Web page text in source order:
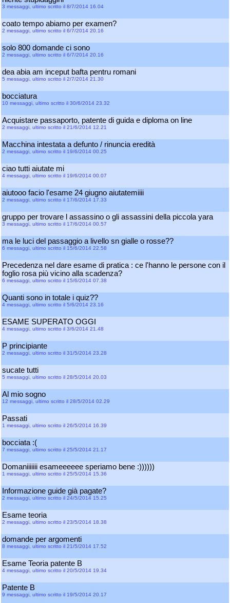
3 messaggi, ultimo scritto il 8/7/2014 16.04
coato tempo abiamo per examen?
2 messaggi, ultimo scritto il 6/7/2014 20.16
solo 800 domande ci sono
2 messaggi, ultimo scritto il 6/7/2014 20.16
dea abia am inceput bafta pentru romani
5 messaggi, ultimo scritto il 2/7/2014 21.30
bocciatura
10 messaggi, ultimo scritto il 30/6/2014 23.32
Acquistare passaporto, patente di guida e diploma on line
2 messaggi, ultimo scritto il 21/6/2014 12.21
Macchina intestata a defunto / rinuncia eredità
2 messaggi, ultimo scritto il 19/6/2014 00.25
ciao tutti aiutate mi
4 messaggi, ultimo scritto il 19/6/2014 00.07
aiutooo facio l'esame 24 giugno aiutatemiiii
2 messaggi, ultimo scritto il 17/6/2014 17.33
gruppo per trovare l assassino o gli assassini della piccola yara
3 messaggi, ultimo scritto il 17/6/2014 00.57
ma le luci del passaggio a livello sn gialle o rosse??
6 messaggi, ultimo scritto il 15/6/2014 22.58
Precedenza nel dare esame di pratica : ce l'hanno le persone con il
foglio rosa più vicino alla scadenza?
6 messaggi, ultimo scritto il 15/6/2014 07.38
Quanti sono in totale i quiz??
4 messaggi, ultimo scritto il 5/6/2014 23.16
ESAME SUPERATO OGGI
4 messaggi, ultimo scritto il 3/6/2014 21.48
P principiante
2 messaggi, ultimo scritto il 31/5/2014 23.28
sucate tutti
5 messaggi, ultimo scritto il 28/5/2014 20.03
Al mio sogno
12 messaggi, ultimo scritto il 28/5/2014 02.29
Passati
1 messaggi, ultimo scritto il 26/5/2014 16.39
bocciata :(
7 messaggi, ultimo scritto il 25/5/2014 21.17
Domaniiiiiii esameeeeee speriamo bene :))))))
1 messaggi, ultimo scritto il 25/5/2014 15.36
Informazione guide già pagate?
2 messaggi, ultimo scritto il 24/5/2014 15.25
Esame teoria
2 messaggi, ultimo scritto il 23/5/2014 18.38
domande per argomenti
8 messaggi, ultimo scritto il 21/5/2014 17.52
Esame Teoria patente B
4 messaggi, ultimo scritto il 20/5/2014 19.34
Patente B
9 messaggi, ultimo scritto il 19/5/2014 20.17